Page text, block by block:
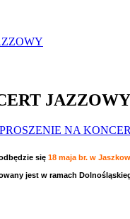
JAZZOWY
się 18 maja br. w
jest w ramach